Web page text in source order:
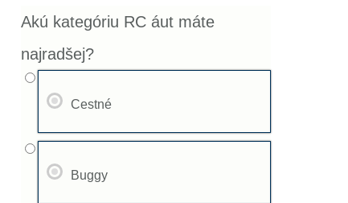
Akú kategóriu RC áut máte
najradšej?
Cestné
Buggy